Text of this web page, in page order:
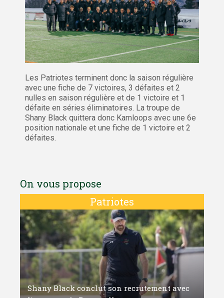
Les Patriotes terminent donc la saison régulière
avec une fiche de 7 victoires, 3 défaites et 2
nulles en saison régulière et de 1 victoire et 1
défaite en séries éliminatoires. La troupe de
Shany Black quittera donc Kamloops avec une 6e
position nationale et une fiche de 1 victoire et 2
défaites.
On vous propose
Patriotes
Shany Black conclut son recrutement avec